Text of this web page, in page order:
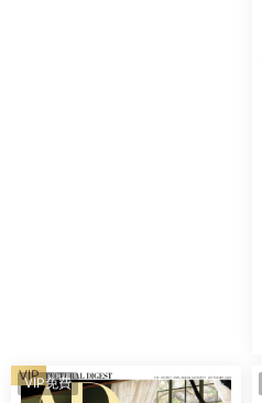
VIP免費
VIP